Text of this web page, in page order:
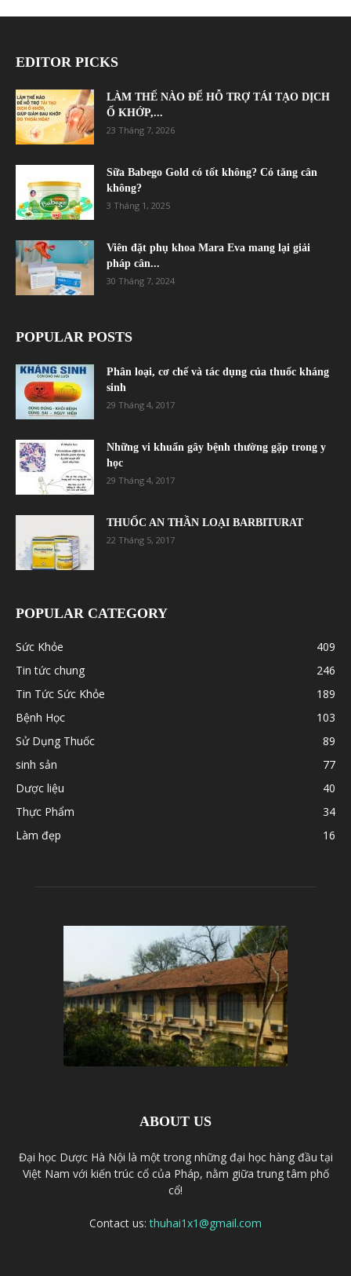
EDITOR PICKS
LÀM THẾ NÀO ĐỂ HỖ TRỢ TÁI TẠO DỊCH
Ổ KHỚP,...
23 Tháng 7, 2026
Sữa Babego Gold có tốt không? Có tăng cân
không?
3 Tháng 1, 2025
Viên đặt phụ khoa Mara Eva mang lại giải
pháp cân...
30 Tháng 7, 2024
POPULAR POSTS
Phân loại, cơ chế và tác dụng của thuốc kháng
sinh
29 Tháng 4, 2017
Những vi khuẩn gây bệnh thường gặp trong y
học
29 Tháng 4, 2017
THUỐC AN THẦN LOẠI BARBITURAT
22 Tháng 5, 2017
POPULAR CATEGORY
Sức Khỏe
409
Tin tức chung
246
Tin Tức Sức Khỏe
189
Bệnh Học
103
Sử Dụng Thuốc
89
sinh sản
77
Dược liệu
40
Thực Phẩm
34
Làm đẹp
16
ABOUT US
Đại học Dược Hà Nội là một trong những đại học hàng đầu tại
Việt Nam với kiến trúc cổ của Pháp, nằm giữa trung tâm phố
cổ!
Contact us:thuhai1x1@gmail.com